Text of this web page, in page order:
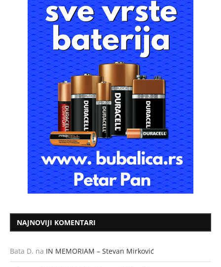
NAJNOVIJI KOMENTARI
Bata D. na IN MEMORIAM – Stevan Mirković